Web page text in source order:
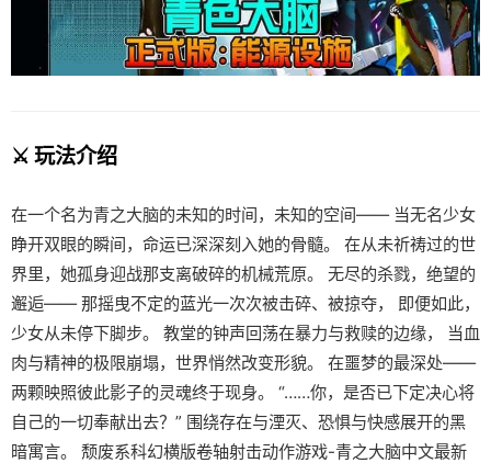
⚔️ 玩法介绍
在一个名为青之大脑的未知的时间，未知的空间—— 当无名少女
睁开双眼的瞬间，命运已深深刻入她的骨髓。 在从未祈祷过的世
界里，她孤身迎战那支离破碎的机械荒原。 无尽的杀戮，绝望的
邂逅—— 那摇曳不定的蓝光一次次被击碎、被掠夺， 即便如此，
少女从未停下脚步。 教堂的钟声回荡在暴力与救赎的边缘， 当血
肉与精神的极限崩塌，世界悄然改变形貌。 在噩梦的最深处——
两颗映照彼此影子的灵魂终于现身。 “……你，是否已下定决心将
自己的一切奉献出去？” 围绕存在与湮灭、恐惧与快感展开的黑
暗寓言。 颓废系科幻横版卷轴射击动作游戏-青之大脑中文最新